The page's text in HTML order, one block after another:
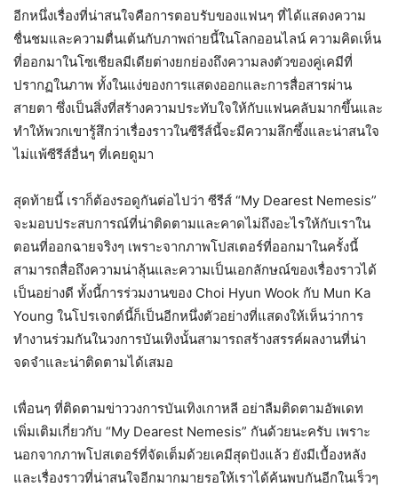
อีกหนึ่งเรื่องที่น่าสนใจคือการตอบรับของแฟนๆ ที่ได้แสดงความ
ชื่นชมและความตื่นเต้นกับภาพถ่ายนี้ในโลกออนไลน์ ความคิดเห็น
ที่ออกมาในโซเชียลมีเดียต่างยกย่องถึงความลงตัวของคู่เคมีที่
ปรากฏในภาพ ทั้งในแง่ของการแสดงออกและการสื่อสารผ่าน
สายตา ซึ่งเป็นสิ่งที่สร้างความประทับใจให้กับแฟนคลับมากขึ้นและ
ทำให้พวกเขารู้สึกว่าเรื่องราวในซีรีส์นี้จะมีความลึกซึ้งและน่าสนใจ
ไม่แพ้ซีรีส์อื่นๆ ที่เคยดูมา
สุดท้ายนี้ เราก็ต้องรอดูกันต่อไปว่า ซีรีส์ “My Dearest Nemesis”
จะมอบประสบการณ์ที่น่าติดตามและคาดไม่ถึงอะไรให้กับเราใน
ตอนที่ออกฉายจริงๆ เพราะจากภาพโปสเตอร์ที่ออกมาในครั้งนี้
สามารถสื่อถึงความน่าลุ้นและความเป็นเอกลักษณ์ของเรื่องราวได้
เป็นอย่างดี ทั้งนี้การร่วมงานของ Choi Hyun Wook กับ Mun Ka
Young ในโปรเจกต์นี้ก็เป็นอีกหนึ่งตัวอย่างที่แสดงให้เห็นว่าการ
ทำงานร่วมกันในวงการบันเทิงนั้นสามารถสร้างสรรค์ผลงานที่น่า
จดจำและน่าติดตามได้เสมอ
เพื่อนๆ ที่ติดตามข่าววงการบันเทิงเกาหลี อย่าลืมติดตามอัพเดท
เพิ่มเติมเกี่ยวกับ “My Dearest Nemesis” กันด้วยนะครับ เพราะ
นอกจากภาพโปสเตอร์ที่จัดเต็มด้วยเคมีสุดปังแล้ว ยังมีเบื้องหลัง
และเรื่องราวที่น่าสนใจอีกมากมายรอให้เราได้ค้นพบกันอีกในเร็วๆ